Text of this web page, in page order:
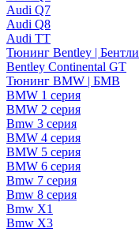
Audi Q7
Audi Q8
Audi TT
Тюнинг Bentley | Бентли
Bentley Continental GT
Тюнинг BMW | БМВ
BMW 1 серия
BMW 2 серия
Bmw 3 серия
BMW 4 серия
BMW 5 серия
BMW 6 серия
Bmw 7 серия
Bmw 8 серия
Bmw X1
Bmw X3